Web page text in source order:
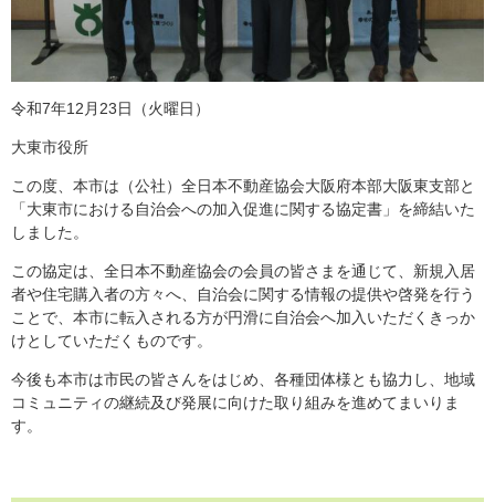
令和7年12月23日（火曜日）
大東市役所
この度、本市は（公社）全日本不動産協会大阪府本部大阪東支部と
「大東市における自治会への加入促進に関する協定書」を締結いた
しました。
この協定は、全日本不動産協会の会員の皆さまを通じて、新規入居
者や住宅購入者の方々へ、自治会に関する情報の提供や啓発を行う
ことで、本市に転入される方が円滑に自治会へ加入いただくきっか
けとしていただくものです。
今後も本市は市民の皆さんをはじめ、各種団体様とも協力し、地域
コミュニティの継続及び発展に向けた取り組みを進めてまいりま
す。